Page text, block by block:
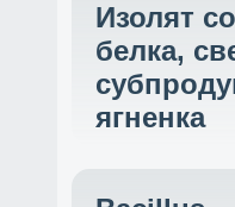
Изолят
белка,
ягненка